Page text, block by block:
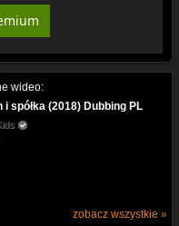
wideo:
i spółka (2018) Dubbing PL
zobacz wszystkie »